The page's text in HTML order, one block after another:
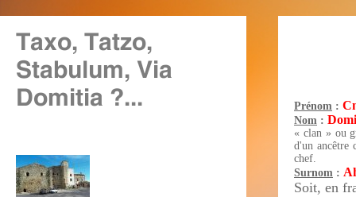
Prénom :
Nom :
« clan » ou
d'un ancêtre
chef.
Surnom :
Soit, en